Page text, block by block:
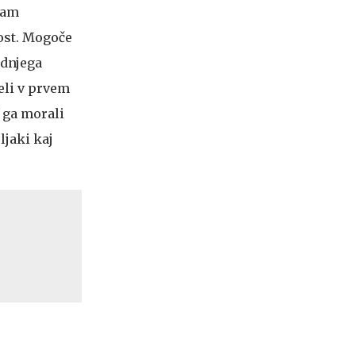
Mogoče
v prvem
morali
kaj